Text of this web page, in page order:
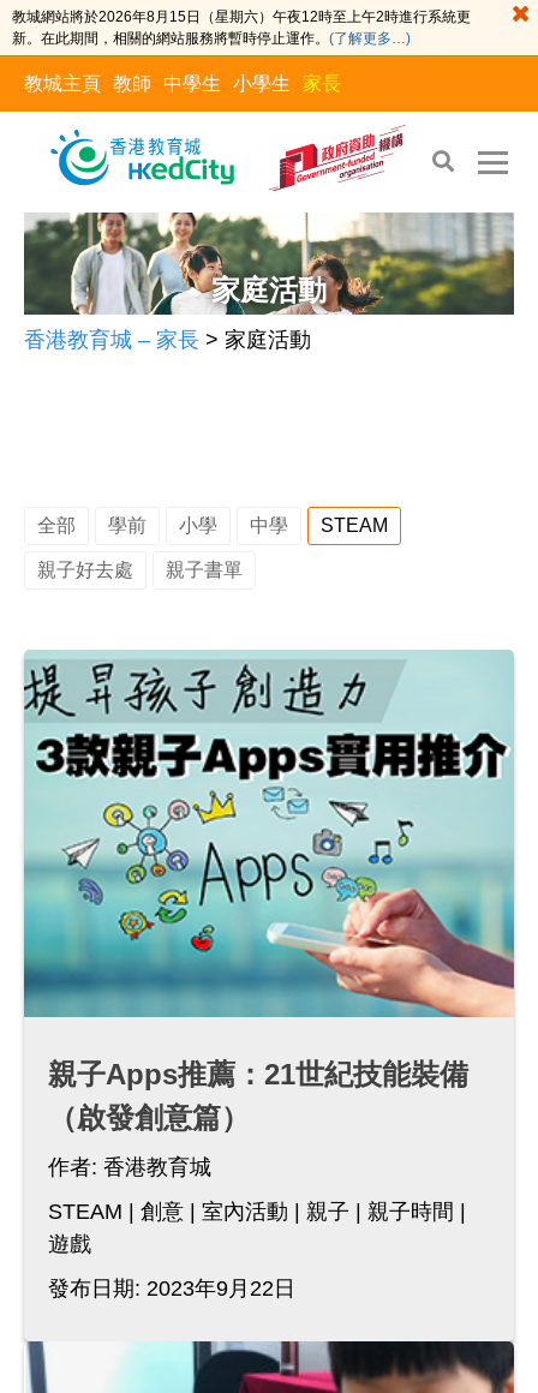
教城網站將於2026年8月15日（星期六）午夜12時至上午2時進行系統更
新。在此期間，相關的網站服務將暫時停止運作。 (了解更多…)
教城主頁 教師 中學生 小學生 家長
Skip
content
Skip
content
家庭活動
香港教育城 – 家長 > 家庭活動
全部 學前 小學 中學 STEAM
親子好去處 親子書單
親子Apps推薦：21世紀技能裝備
（啟發創意篇）
作者: 香港教育城
STEAM
創意 室內活動 親子
親子時間
遊戲
發布日期: 2023年9月22日